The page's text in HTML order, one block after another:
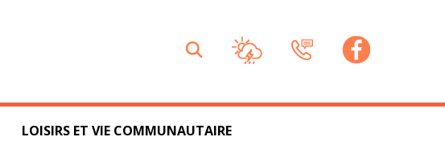
LOISIRS ET VIE COMMUNAUTAIRE